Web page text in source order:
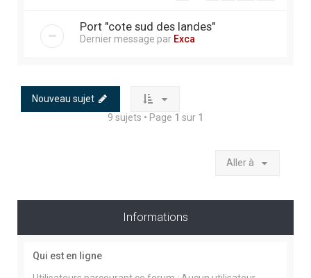
Port "cote sud des landes"
Dernier message par Exca
Nouveau sujet
9 sujets • Page 1 sur 1
Aller à
Informations
Qui est en ligne